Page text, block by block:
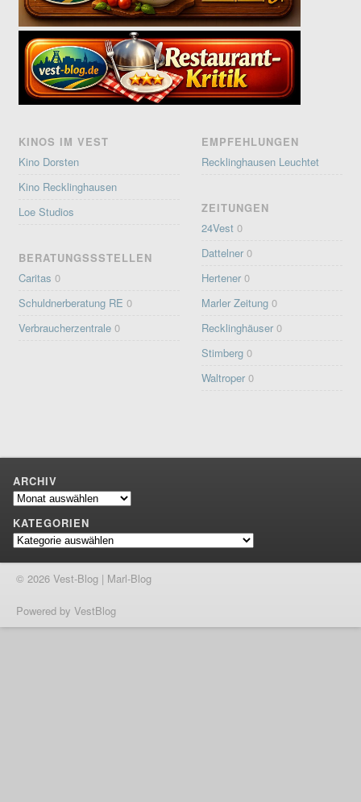
KINOS IM VEST
Kino Dorsten
Kino Recklinghausen
Loe Studios
BERATUNGSSSTELLEN
Caritas 0
Schuldnerberatung RE 0
Verbraucherzentrale 0
EMPFEHLUNGEN
Recklinghausen Leuchtet
ZEITUNGEN
24Vest 0
Dattelner 0
Hertener 0
Marler Zeitung 0
Recklinghäuser 0
Stimberg 0
Waltroper 0
ARCHIV
Archiv
KATEGORIEN
Kategorien
© 2026 Vest-Blog | Marl-Blog
Powered by VestBlog